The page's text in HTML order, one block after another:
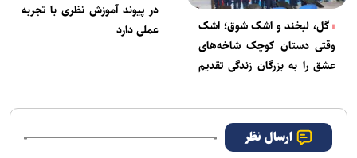
گل، لبخند و اشک شوق؛ اشک
وقتی دستان کوچک شاخه‌های
عشق را به بزرگان زندگی تقدیم
در پیوند آموزش نظری با تجربه
عملی دارد
ارسال نظر